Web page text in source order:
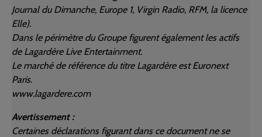
Journal du Dimanche, Europe 1, Virgin Radio, RFM, la licence
Elle).
Dans le périmètre du Groupe figurent également les actifs
de Lagardère Live Entertainment.
Le marché de référence du titre Lagardère est Euronext
Paris.
www.lagardere.com
Avertissement :
Certaines déclarations figurant dans ce document ne se